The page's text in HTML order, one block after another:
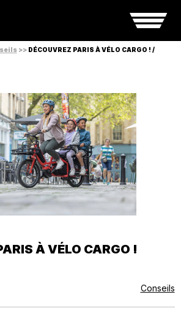
>> DÉCOUVREZ PARIS À VÉLO CARGO ! /
À VÉLO CARGO !
Conseils